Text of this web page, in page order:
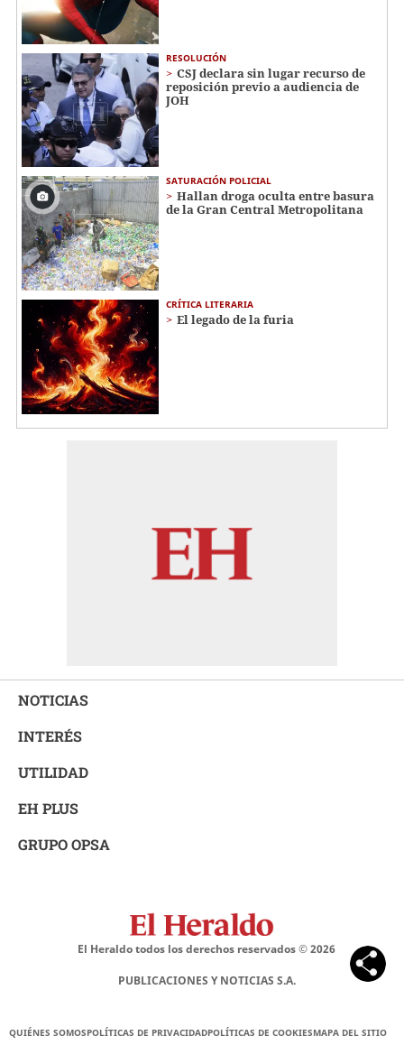
RESOLUCIÓN
CSJ declara sin lugar recurso de
reposición previo a audiencia de
JOH
SATURACIÓN POLICIAL
Hallan droga oculta entre basura
de la Gran Central Metropolitana
CRÍTICA LITERARIA
El legado de la furia
NOTICIAS
INTERÉS
UTILIDAD
EH PLUS
GRUPO OPSA
El Heraldo todos los derechos reservados ©2026
PUBLICACIONES Y NOTICIAS S.A.
QUIÉNES SOMOSPOLÍTICAS DE PRIVACIDADPOLÍTICAS DE COOKIESMAPA DEL SITIO